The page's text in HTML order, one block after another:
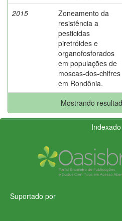
2015
Zoneamento da
resistência a
pesticidas
piretróides e
organofosforados
em populações de
moscas-dos-chifres
em Rondônia.
Mostrando
Suportado por